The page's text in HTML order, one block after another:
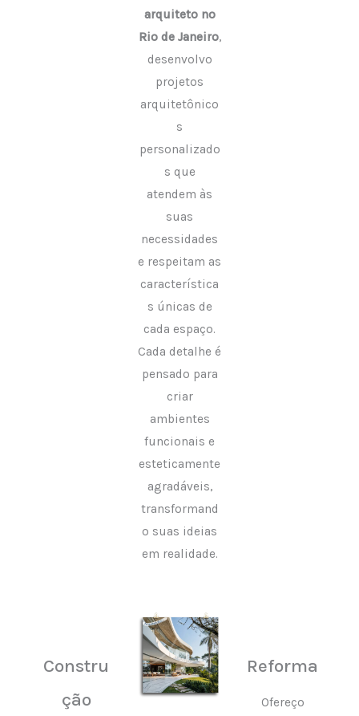
arquiteto no
Rio de Janeiro,
desenvolvo
projetos
arquitetônico
s
personalizado
s que
atendem às
suas
necessidades
e respeitam as
característica
s únicas de
cada espaço.
Cada detalhe é
pensado para
criar
ambientes
funcionais e
esteticamente
agradáveis,
transformand
o suas ideias
em realidade.
Constru
ção
Reforma
Ofereço